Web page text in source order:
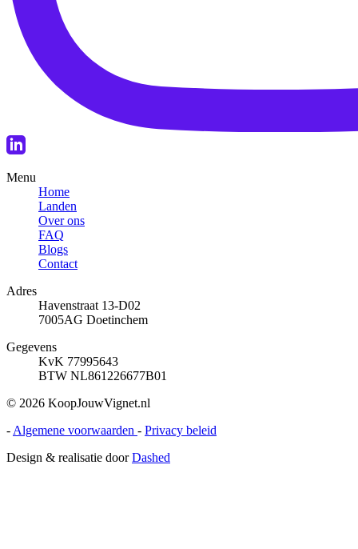
Menu
Home
Landen
Over ons
FAQ
Blogs
Contact
Adres
Havenstraat 13-D02
7005AG Doetinchem
Gegevens
KvK 77995643
BTW NL861226677B01
© 2026 KoopJouwVignet.nl
- Algemene voorwaarden - Privacy beleid
Design & realisatie doorDashed